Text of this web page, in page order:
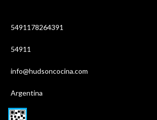
5491178264391
54911
info@hudsoncocina.com
Argentina